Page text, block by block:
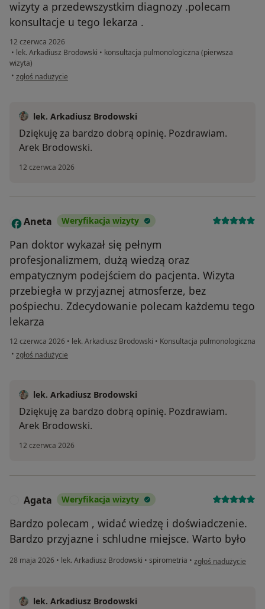
wizyty a przedewszystkim diagnozy .polecam
konsultacje u tego lekarza .
12 czerwca 2026
• lek. Arkadiusz Brodowski • konsultacja pulmonologiczna (pierwsza
wizyta)
• w opinii użytkownika Marta
zgłoś nadużycie
lek. Arkadiusz Brodowski
Dziękuję za bardzo dobrą opinię. Pozdrawiam.
Arek Brodowski.
12 czerwca 2026
A Aneta Weryfikacja wizyty
Pan doktor wykazał się pełnym
profesjonalizmem, dużą wiedzą oraz
empatycznym podejściem do pacjenta. Wizyta
przebiegła w przyjaznej atmosferze, bez
pośpiechu. Zdecydowanie polecam każdemu tego
lekarza
12 czerwca 2026 • lek. Arkadiusz Brodowski • Konsultacja pulmonologiczna
• w opinii użytkownika Aneta
zgłoś nadużycie
lek. Arkadiusz Brodowski
Dziękuję za bardzo dobrą opinię. Pozdrawiam.
Arek Brodowski.
12 czerwca 2026
Agata Weryfikacja wizyty
Bardzo polecam , widać wiedzę i doświadczenie.
Bardzo przyjazne i schludne miejsce. Warto było
28 maja 2026 • lek. Arkadiusz Brodowski • spirometria • w opinii użytkownika
zgłoś nadużycie
lek. Arkadiusz Brodowski